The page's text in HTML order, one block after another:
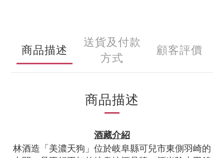
商品描述
送貨及付款
方式
顧客評價
商品描述
酒藏介紹
林酒造「美濃天狗」位於岐阜縣可兒市東側羽崎的